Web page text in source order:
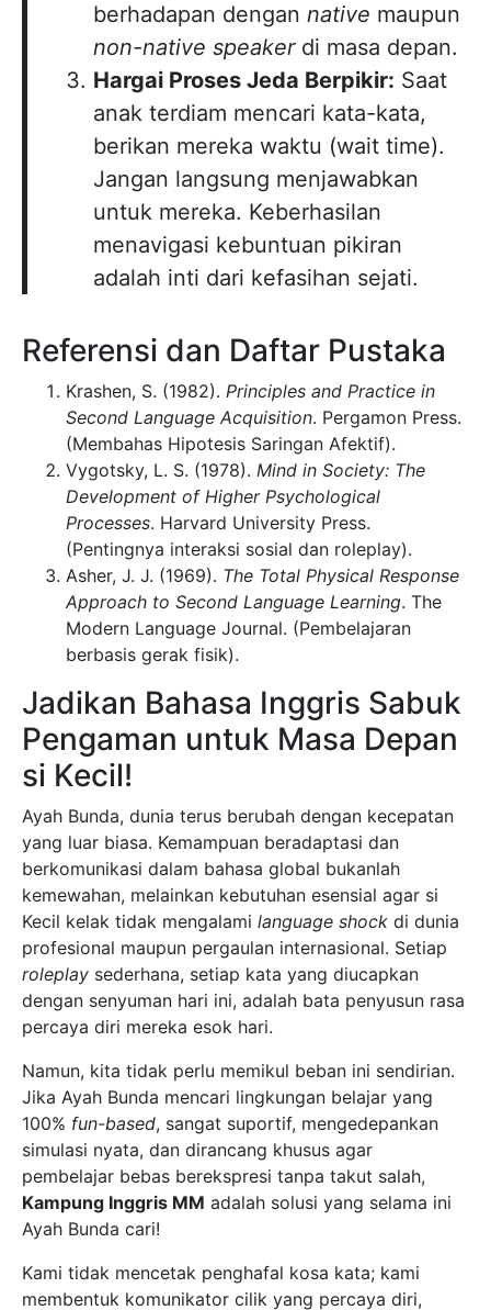
berhadapan dengan native maupun
non-native speakerdi masa depan.
Hargai Proses Jeda Berpikir: Saat
anak terdiam mencari kata-kata,
berikan mereka waktu (wait time).
Jangan langsung menjawabkan
untuk mereka. Keberhasilan
menavigasi kebuntuan pikiran
adalah inti dari kefasihan sejati.
Referensi dan Daftar Pustaka
Krashen, S. (1982). Principles and Practice in
Second Language Acquisition. Pergamon Press.
(Membahas Hipotesis Saringan Afektif).
Vygotsky, L. S. (1978). Mind in Society: The
Development of Higher Psychological
Processes. Harvard University Press.
(Pentingnya interaksi sosial dan roleplay).
Asher, J. J. (1969). The Total Physical Response
Approach to Second Language Learning. The
Modern Language Journal. (Pembelajaran
berbasis gerak fisik).
Jadikan Bahasa Inggris Sabuk
Pengaman untuk Masa Depan
si Kecil!
Ayah Bunda, dunia terus berubah dengan kecepatan
yang luar biasa. Kemampuan beradaptasi dan
berkomunikasi dalam bahasa global bukanlah
kemewahan, melainkan kebutuhan esensial agar si
Kecil kelak tidak mengalami language shock di dunia
profesional maupun pergaulan internasional. Setiap
roleplay sederhana, setiap kata yang diucapkan
dengan senyuman hari ini, adalah bata penyusun rasa
percaya diri mereka esok hari.
Namun, kita tidak perlu memikul beban ini sendirian.
Jika Ayah Bunda mencari lingkungan belajar yang
100% fun-based, sangat suportif, mengedepankan
simulasi nyata, dan dirancang khusus agar
pembelajar bebas berekspresi tanpa takut salah,
Kampung Inggris MM adalah solusi yang selama ini
Ayah Bunda cari!
Kami tidak mencetak penghafal kosa kata; kami
membentuk komunikator cilik yang percaya diri,